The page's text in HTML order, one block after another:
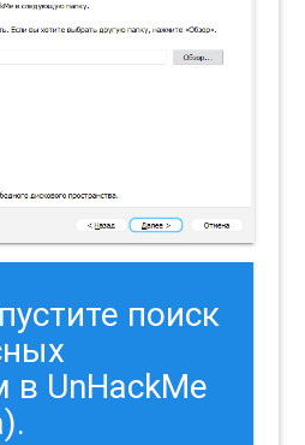
поиск
в UnHackMe